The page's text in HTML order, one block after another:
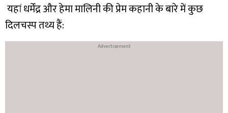
यहां धर्मेंद्र और हेमा मालिनी की प्रेम कहानी के बारे में कुछ
दिलचस्प तथ्य हैं: